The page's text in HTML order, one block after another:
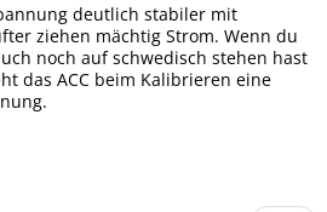
deutlich stabiler mit
ziehen mächtig Strom. Wenn du
noch auf schwedisch stehen hast
das ACC beim Kalibrieren eine